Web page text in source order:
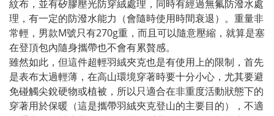
紋布，並有矽膠壓光防穿絨處理，同時有經過無氟防潑水處
理，有一定的防潑水能力（會隨時使用時間衰退）。重量非
常輕，男款M號只有270g重，而且可以隨意壓縮，就算是塞
在登頂包內隨身攜帶也不會有累贅感。
雖然如此，但這件超輕羽絨夾克也是有使用上的限制，首先
是表布太過輕薄，在高山環境穿著時要十分小心，尤其要避
免碰觸尖銳硬物或植被，所以只適合在非重度活動狀態下的
穿著用於保暖（這是攜帶羽絨夾克登山的主要目的），不適